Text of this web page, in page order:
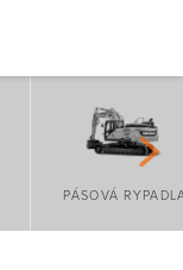
PÁSOVÁ